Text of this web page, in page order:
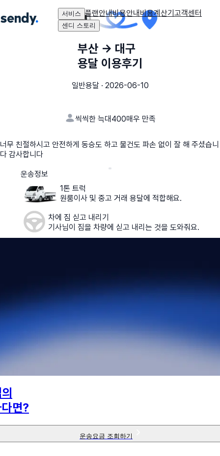
서비스 플랜안내비용안내비용계산기고객센터
센디 스토리
부산 → 대구
용달 이용후기
일반용달· 2026-06-10
씩씩한 늑대400매우 만족
너무 친절하시고 안전하게 동승도 하고 물건도 파손 없이 잘 해 주셨습니
다 감사합니다
운송정보
1톤 트럭
원룸이사 및 중고 거래 용달에 적합해요.
차에 짐 싣고 내리기
기사님이 짐을 차량에 싣고 내리는 것을 도와줘요.
면?
운송요금 조회하기